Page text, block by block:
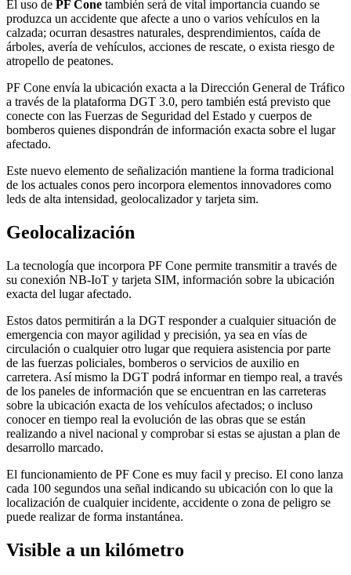
El uso de PF Cone también será de vital importancia cuando se
produzca un accidente que afecte a uno o varios vehículos en la
calzada; ocurran desastres naturales, desprendimientos, caída de
árboles, avería de vehículos, acciones de rescate, o exista riesgo de
atropello de peatones.
PF Cone envía la ubicación exacta a la Dirección General de Tráfico
a través de la plataforma DGT 3.0, pero también está previsto que
conecte con las Fuerzas de Seguridad del Estado y cuerpos de
bomberos quienes dispondrán de información exacta sobre el lugar
afectado.
Este nuevo elemento de señalización mantiene la forma tradicional
de los actuales conos pero incorpora elementos innovadores como
leds de alta intensidad, geolocalizador y tarjeta sim.
Geolocalización
La tecnología que incorpora PF Cone permite transmitir a través de
su conexión NB-IoT y tarjeta SIM, información sobre la ubicación
exacta del lugar afectado.
Estos datos permitirán a la DGT responder a cualquier situación de
emergencia con mayor agilidad y precisión, ya sea en vías de
circulación o cualquier otro lugar que requiera asistencia por parte
de las fuerzas policiales, bomberos o servicios de auxilio en
carretera. Así mismo la DGT podrá informar en tiempo real, a través
de los paneles de información que se encuentran en las carreteras
sobre la ubicación exacta de los vehículos afectados; o incluso
conocer en tiempo real la evolución de las obras que se están
realizando a nivel nacional y comprobar si estas se ajustan a plan de
desarrollo marcado.
El funcionamiento de PF Cone es muy facil y preciso. El cono lanza
cada 100 segundos una señal indicando su ubicación con lo que la
localización de cualquier incidente, accidente o zona de peligro se
puede realizar de forma instantánea.
Visible a un kilómetro